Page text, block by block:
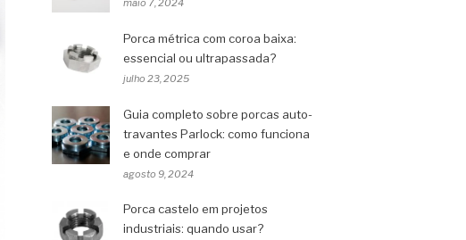
maio 7, 2024
Porca métrica com coroa baixa:
essencial ou ultrapassada?
julho 23, 2025
Guia completo sobre porcas auto-
travantes Parlock: como funciona
e onde comprar
agosto 9, 2024
Porca castelo em projetos
industriais: quando usar?